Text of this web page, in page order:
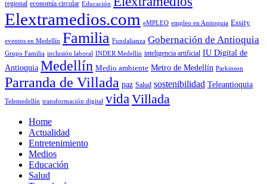
regional economía circular Educación
Elextramedios.com eMPLEO empleo en Antioquia Essity
eventos en Medellín Familia Fundalianza Gobernación de Antioquia
Grupo Familia inclusión laboral INDER Medellín inteligencia artificial IU Digital de
Antioquia Medellín Medio ambiente Metro de Medellín Parkinson
Parranda de Villada paz Salud sostenibilidad Teleantioquia
Telemedellín transformación digital vida Villada
Home
Actualidad
Entretenimiento
Medios
Educación
Salud